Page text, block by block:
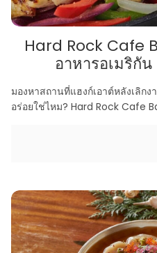
Hard Rock Cafe
อาหารอเมริกั
มองหาสถานที่แฮงก์เอาต์หลังเลิก
อร่อยใช่ไหม? Hard Rock Cafe